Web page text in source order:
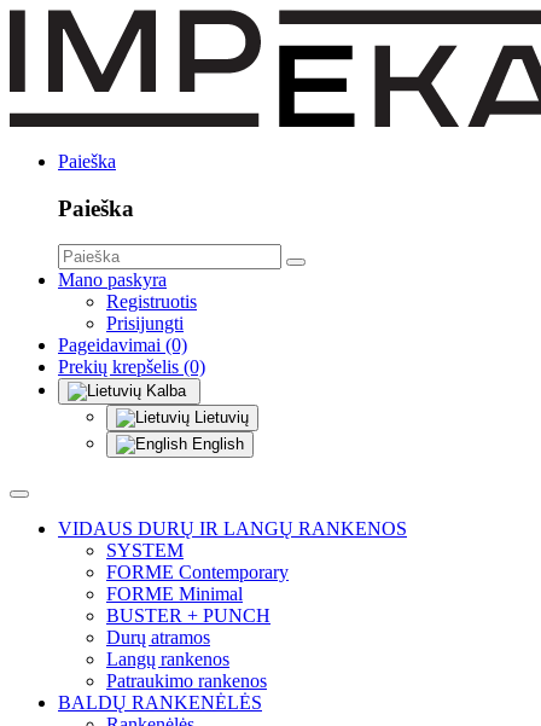
Paieška
Paieška
Mano paskyra
Registruotis
Prisijungti
Pageidavimai (0)
Prekių krepšelis (0)
Kalba
Lietuvių
English
VIDAUS DURŲ IR LANGŲ RANKENOS
SYSTEM
FORME Contemporary
FORME Minimal
BUSTER + PUNCH
Durų atramos
Langų rankenos
Patraukimo rankenos
BALDŲ RANKENĖLĖS